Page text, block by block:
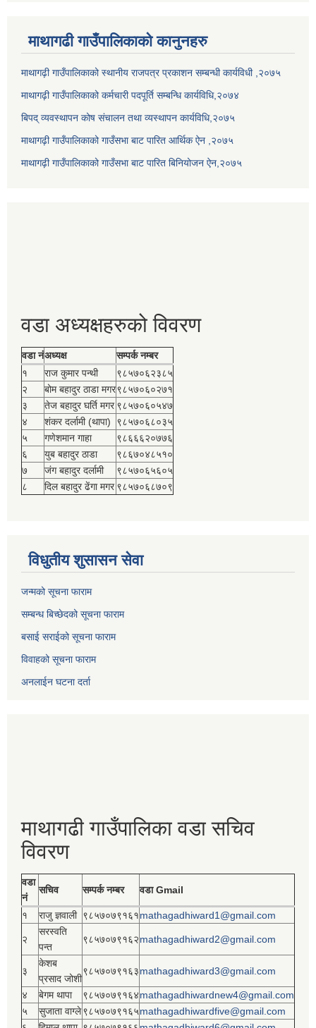
माथागढी गाउँपालिकाको कानुनहरु
माथागढ़ी गाउँपालिकाको स्थानीय राजपत्र प्रकाशन सम्बन्धी कार्यविधी ,२०७५
माथागढ़ी गाउँपालिकाको कर्मचारी पदपूर्ति सम्बन्धि कार्यविधि,२०७४
बिपद् व्यवस्थापन कोष संचालन तथा व्यस्थापन कार्यविधि,२०७५
माथागढ़ी गाउँपालिकाको गाउँसभा बाट पारित आर्थिक ऐन ,२०७५
माथागढ़ी गाउँपालिकाको गाउँसभा बाट पारित बिनियोजन ऐन,२०७५
वडा अध्यक्षहरुको विवरण
वडा नंअध्यक्ष
सम्पर्क नम्बर
१
राज कुमार पन्थी
९८५७०६२३८५
२
बोम बहादुर ठाडा मगर९८५७०६०२७१
३
तेज बहादुर घर्ति मगर ९८५७०६०५४७
४
शंकर दर्लामी (थापा)
९८५७०६८०३५
५
गणेशमान गाहा
९८६६६२०७७६
६
युब बहादुर ठाडा
९८६७०४८५१०
७
जंग बहादुर दर्लामी
९८५७०६५६०५
८
दिल बहादुर ढेंगा मगर ९८५७०६८७०९
विधुतीय शुसासन सेवा
जन्मको सूचना फाराम
सम्बन्ध बिच्छेदको सूचना फाराम
बसाई सराईको सूचना फाराम
विवाहको सूचना फाराम
अनलाईन घटना दर्ता
माथागढी गाउँपालिका वडा सचिव
विवरण
वडा
नं
सचिव सम्पर्क नम्बर वडा Gmail
१ राजु ज्ञवाली ९८५७०७९१६१mathagadhiward1@gmail.com
२
सरस्वति
पन्त
९८५७०७९१६२mathagadhiward2@gmail.com
३
केशब
प्रसाद जोशी
९८५७०७९१६३mathagadhiward3@gmail.com
४ बेगम थापा ९८५७०७९१६४mathagadhiwardnew4@gmail.com
५
सुजाता वाग्ले९८५७०७९१६५mathagadhiwardfive@gmail.com